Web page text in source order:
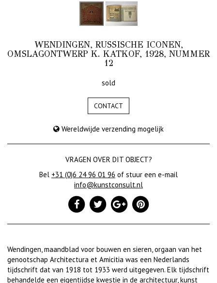
WENDINGEN, RUSSISCHE ICONEN,
OMSLAGONTWERP K. KATKOF, 1928, NUMMER
12
sold
CONTACT
Wereldwijde verzending mogelijk
VRAGEN OVER DIT OBJECT?
Bel +31 (0)6 24 96 01 96 of stuur een e-mail
info@kunstconsult.nl
Wendingen, maandblad voor bouwen en sieren, orgaan van het
genootschap Architectura et Amicitia was een Nederlands
tijdschrift dat van 1918 tot 1933 werd uitgegeven. Elk tijdschrift
behandelde een eigentijdse kwestie in de architectuur, kunst